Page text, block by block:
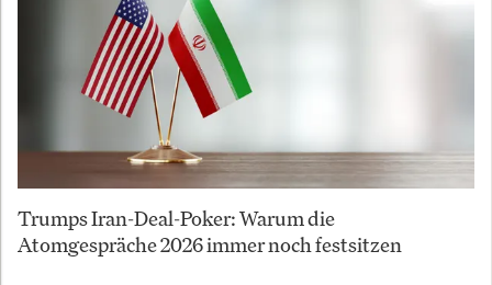
Trumps Iran-Deal-Poker: Warum die
Atomgespräche 2026 immer noch festsitzen